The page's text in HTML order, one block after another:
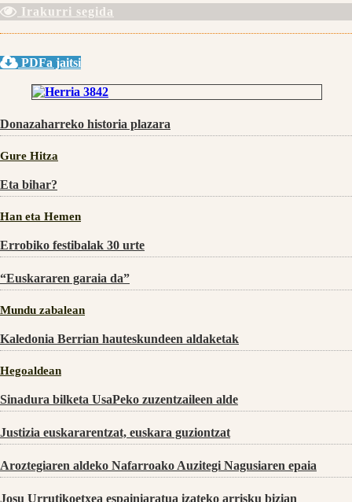
Irakurri segida
PDFa jaitsi
Donazaharreko historia plazara
Gure Hitza
Eta bihar?
Han eta Hemen
Errobiko festibalak 30 urte
“Euskararen garaia da”
Mundu zabalean
Kaledonia Berrian hauteskundeen aldaketak
Hegoaldean
Sinadura bilketa UsaPeko zuzentzaileen alde
Justizia euskararentzat, euskara guziontzat
Aroztegiaren aldeko Nafarroako Auzitegi Nagusiaren epaia
Josu Urrutikoetxea espainiaratua izateko arrisku bizian